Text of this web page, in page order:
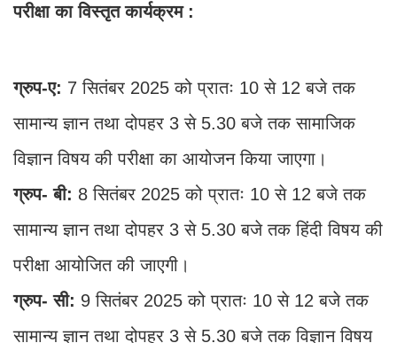
परीक्षा का विस्तृत कार्यक्रम :
ग्रुप-ए: 7 सितंबर 2025 को प्रातः 10 से 12 बजे तक
सामान्य ज्ञान तथा दोपहर 3 से 5.30 बजे तक सामाजिक
विज्ञान विषय की परीक्षा का आयोजन किया जाएगा।
ग्रुप- बी: 8 सितंबर 2025 को प्रातः 10 से 12 बजे तक
सामान्य ज्ञान तथा दोपहर 3 से 5.30 बजे तक हिंदी विषय की
परीक्षा आयोजित की जाएगी।
ग्रुप- सी: 9 सितंबर 2025 को प्रातः 10 से 12 बजे तक
सामान्य ज्ञान तथा दोपहर 3 से 5.30 बजे तक विज्ञान विषय